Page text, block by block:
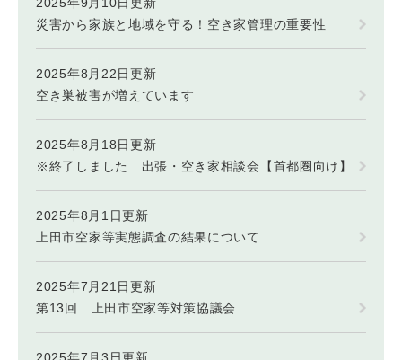
災害から家族と地域を守る！空き家管理の重要性
2025年8月22日更新
空き巣被害が増えています
2025年8月18日更新
※終了しました 出張・空き家相談会【首都圏向け】
2025年8月1日更新
上田市空家等実態調査の結果について
2025年7月21日更新
第13回 上田市空家等対策協議会